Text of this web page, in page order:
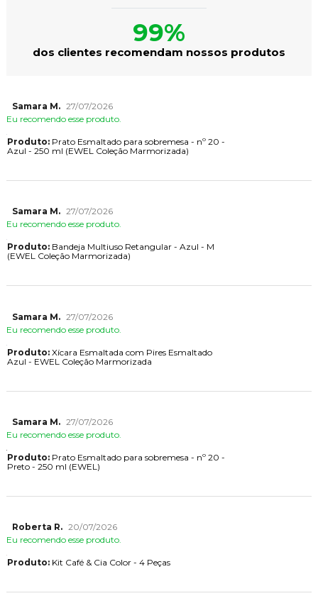
99%
dos clientes recomendam nossos produtos
Samara M. 27/07/2026
Eu recomendo esse produto.
Produto:Prato Esmaltado para sobremesa - nº 20 -
Azul - 250 ml (EWEL Coleção Marmorizada)
Samara M. 27/07/2026
Eu recomendo esse produto.
Produto:Bandeja Multiuso Retangular - Azul - M
(EWEL Coleção Marmorizada)
Samara M. 27/07/2026
Eu recomendo esse produto.
Produto:Xícara Esmaltada com Pires Esmaltado
Azul - EWEL Coleção Marmorizada
Samara M. 27/07/2026
Eu recomendo esse produto.
Produto:Prato Esmaltado para sobremesa - nº 20 -
Preto - 250 ml (EWEL)
Roberta R. 20/07/2026
Eu recomendo esse produto.
Produto:Kit Café & Cia Color - 4 Peças